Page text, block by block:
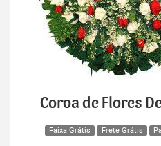
Coroa de Flores
Faixa Grátis Frete Grátis